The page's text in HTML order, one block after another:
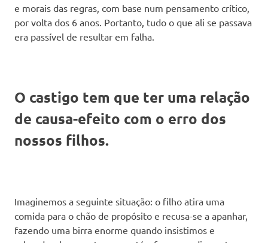
e morais das regras, com base num pensamento crítico,
por volta dos 6 anos. Portanto, tudo o que ali se passava
era passível de resultar em falha.
O castigo tem que ter uma relação
de causa-efeito com o erro dos
nossos filhos.
Imaginemos a seguinte situação: o filho atira uma
comida para o chão de propósito e recusa-se a apanhar,
fazendo uma birra enorme quando insistimos e